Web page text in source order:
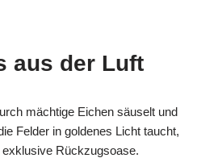
aus der Luft
mächtige Eichen säuselt und
Felder in goldenes Licht taucht,
Rückzugsoase.